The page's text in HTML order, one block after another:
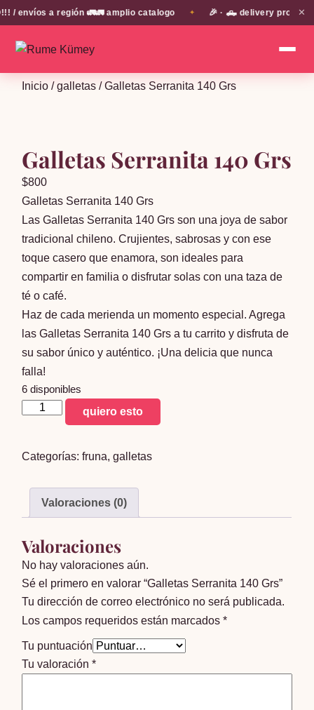
envíos a región 🚛🚛 amplio catalogo 🎉 · 🛻 delivery propio en
✕
Inicio /galletas / Galletas Serranita 140 Grs
Galletas Serranita 140 Grs
$800
Galletas Serranita 140 Grs
Las Galletas Serranita 140 Grs son una joya de sabor
tradicional chileno. Crujientes, sabrosas y con ese
toque casero que enamora, son ideales para
compartir en familia o disfrutar solas con una taza de
té o café.
Haz de cada merienda un momento especial. Agrega
las Galletas Serranita 140 Grs a tu carrito y disfruta de
su sabor único y auténtico. ¡Una delicia que nunca
falla!
6 disponibles
Galletas
Serranita
Grs
quiero esto
Categorías:fruna,galletas
Valoraciones (0)
Valoraciones
No hay valoraciones aún.
Sé el primero en valorar “Galletas Serranita 140 Grs”
Tu dirección de correo electrónico no será publicada.
Los campos requeridos están marcados*
Tu puntuación
Tu valoración*